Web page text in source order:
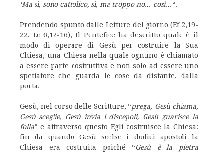
‘Ma sì, sono cattolico, sì, ma troppo no… così…“.
Prendendo spunto dalle Letture del giorno (Ef 2,19-
22; Lc 6,12-16), Il Pontefice ha descritto quale è il
modo di operare di Gesù per costruire la Sua
Chiesa, una Chiesa nella quale ognuno è chiamato
a essere parte costruttiva e non solo ad essere uno
spettatore che guarda le cose da distante, dalla
porta.
Gesù, nel corso delle Scritture, “prega, Gesù chiama,
Gesù sceglie, Gesù invia i discepoli, Gesù guarisce la
folla” e attraverso questo Egli costruisce la Chiesa:
fin da quando Gesù scelse i dodici apostoli la
Chiesa era costruita poiché “Gesù è la pietra